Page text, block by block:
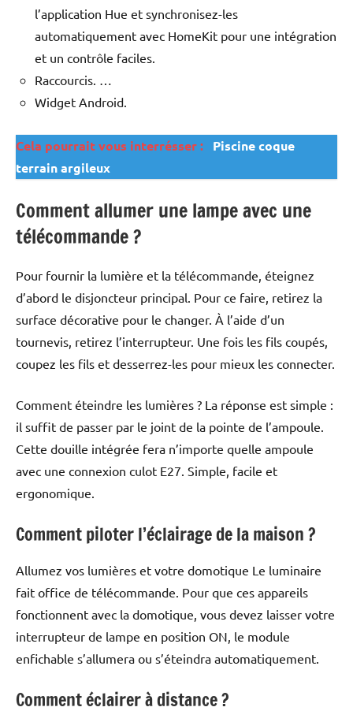
l’application Hue et synchronisez-les
automatiquement avec HomeKit pour une intégration
et un contrôle faciles.
Raccourcis. …
Widget Android.
Cela pourrait vous interrésser :
Piscine coque
terrain argileux
Comment allumer une lampe avec une
télécommande ?
Pour fournir la lumière et la télécommande, éteignez
d’abord le disjoncteur principal. Pour ce faire, retirez la
surface décorative pour le changer. À l’aide d’un
tournevis, retirez l’interrupteur. Une fois les fils coupés,
coupez les fils et desserrez-les pour mieux les connecter.
Comment éteindre les lumières ? La réponse est simple :
il suffit de passer par le joint de la pointe de l’ampoule.
Cette douille intégrée fera n’importe quelle ampoule
avec une connexion culot E27. Simple, facile et
ergonomique.
Comment piloter l’éclairage de la maison ?
Allumez vos lumières et votre domotique Le luminaire
fait office de télécommande. Pour que ces appareils
fonctionnent avec la domotique, vous devez laisser votre
interrupteur de lampe en position ON, le module
enfichable s’allumera ou s’éteindra automatiquement.
Comment éclairer à distance ?